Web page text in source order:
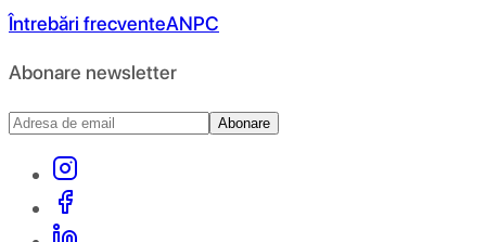
Întrebări frecventeANPC
Abonare newsletter
Abonare